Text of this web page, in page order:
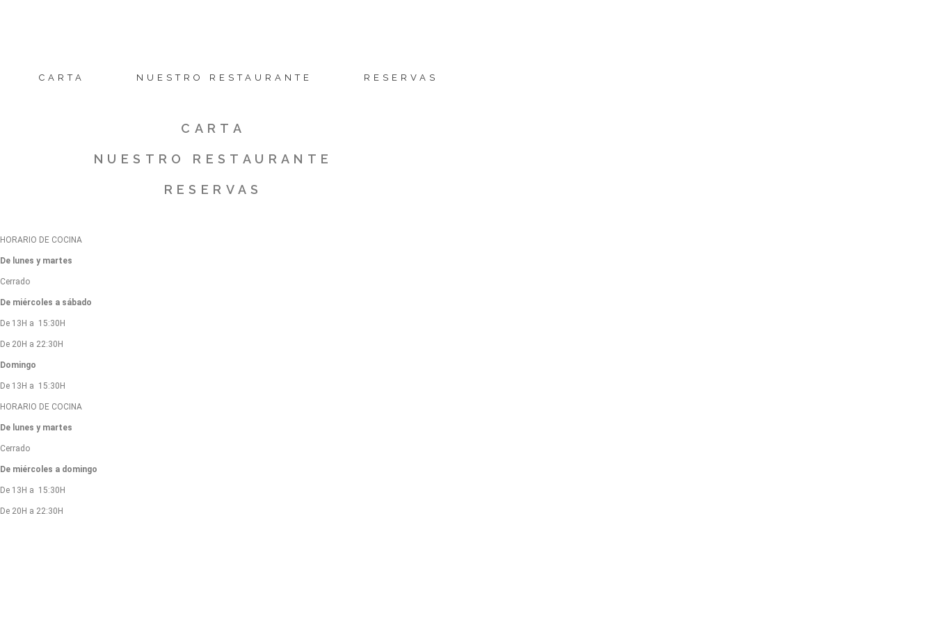
CARTA NUESTRO RESTAURANTE RESERVAS
CARTA
NUESTRO RESTAURANTE
RESERVAS
HORARIO DE COCINA
De lunes y martes
Cerrado
De miércoles a sábado
De 13H a 15:30H
De 20H a 22:30H
Domingo
De 13H a 15:30H
HORARIO DE COCINA
De lunes y martes
Cerrado
De miércoles a domingo
De 13H a 15:30H
De 20H a 22:30H